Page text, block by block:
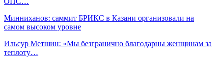
Минниханов: саммит БРИКС в Казани организовали на
самом высоком уровне
Ильсур Метшин: «Мы безгранично благодарны женщинам за
теплоту…